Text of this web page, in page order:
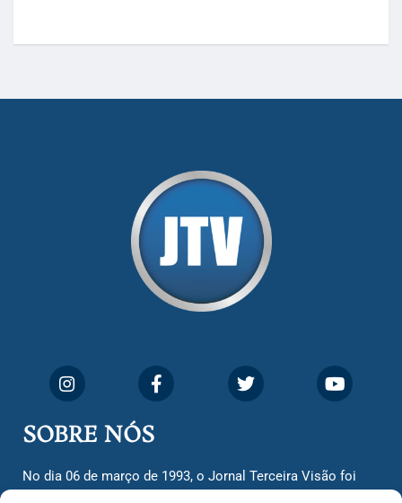
SOBRE NÓS
No dia 06 de março de 1993, o Jornal Terceira Visão foi